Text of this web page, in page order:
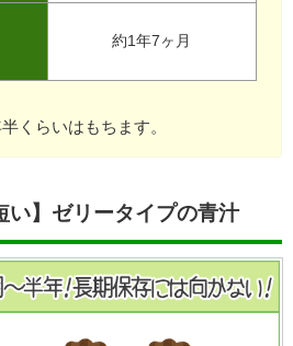
約1年7ヶ月
くらいはもちます。
い】ゼリータイプの青汁